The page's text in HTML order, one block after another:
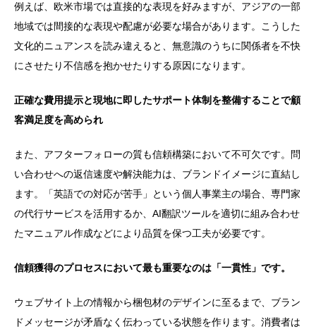
例えば、欧米市場では直接的な表現を好みますが、アジアの一部
地域では間接的な表現や配慮が必要な場合があります。こうした
文化的ニュアンスを読み違えると、無意識のうちに関係者を不快
にさせたり不信感を抱かせたりする原因になります。
正確な費用提示と現地に即したサポート体制を整備することで顧
客満足度を高められ
また、アフターフォローの質も信頼構築において不可欠です。問
い合わせへの返信速度や解決能力は、ブランドイメージに直結し
ます。「英語での対応が苦手」という個人事業主の場合、専門家
の代行サービスを活用するか、AI翻訳ツールを適切に組み合わせ
たマニュアル作成などにより品質を保つ工夫が必要です。
信頼獲得のプロセスにおいて最も重要なのは「一貫性」です。
ウェブサイト上の情報から梱包材のデザインに至るまで、ブラン
ドメッセージが矛盾なく伝わっている状態を作ります。消費者は